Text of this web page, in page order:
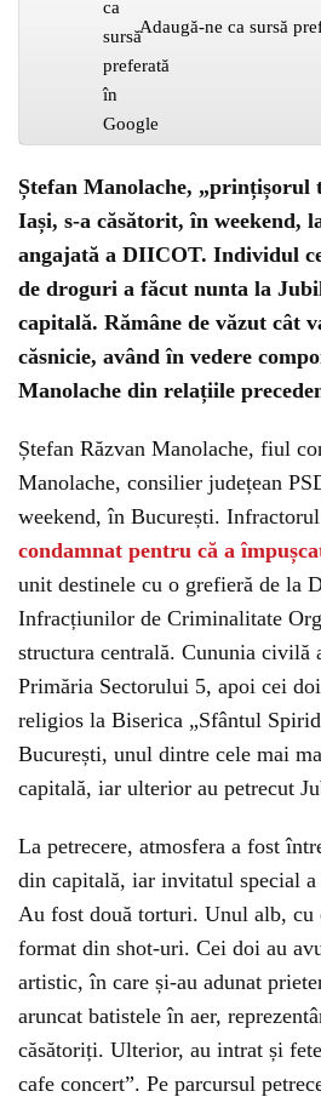
Adaugă-ne ca sursă
Ștefan Manolache,
Iași, s-a căsătorit, în weekend,
angajată a DIICOT. Individul
de droguri a făcut nunta la
capitală. Rămâne de văzut cât
căsnicie, având în vedere
Manolache din relațiile
Ștefan Răzvan Manolache, fiul
Manolache, consilier județean
weekend, în București.
condamnat pentru că a
unit destinele cu o grefieră de la
Infracțiunilor de Criminalitate
structura centrală. Cununia civilă
Primăria Sectorului 5, apoi cei
religios la Biserica „Sfântul
București, unul dintre cele mai
capitală, iar ulterior au petrecut
La petrecere, atmosfera a fost
din capitală, iar invitatul special
Au fost două torturi. Unul alb,
format din shot-uri. Cei doi au
artistic, în care și-au adunat
aruncat batistele în aer,
căsătoriți. Ulterior, au intrat și
cafe concert”. Pe parcursul